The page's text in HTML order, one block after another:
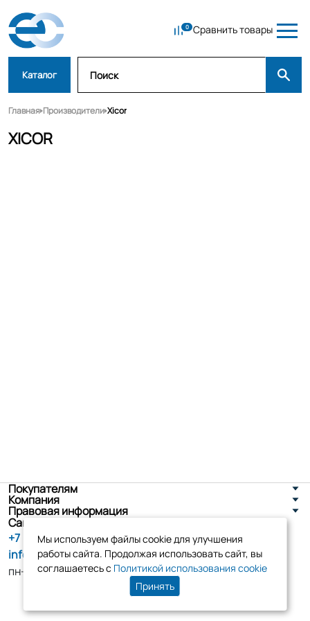
Сравнить товары
Каталог
Главная Производители Xicor
XICOR
Покупателям
Компания
Правовая информация
Санкт-Петербург, ул. Новоселов д. 8
+7 (800) 555-86-90
info@tk-elko.ru
пн-пт, 10:00 - 18:00
Мы используем файлы cookie для улучшения
работы сайта. Продолжая использовать сайт, вы
соглашаетесь с Политикой использования cookie
Принять